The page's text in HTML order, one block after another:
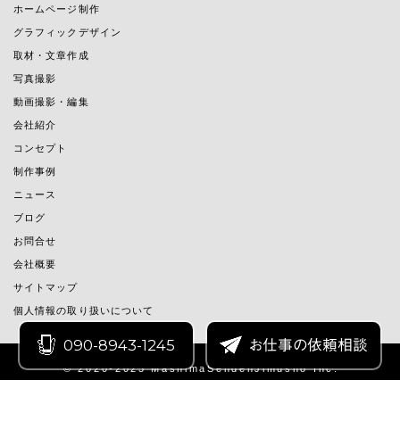
ホームページ制作
グラフィックデザイン
取材・文章作成
写真撮影
動画撮影・編集
会社紹介
コンセプト
制作事例
ニュース
ブログ
お問合せ
会社概要
サイトマップ
個人情報の取り扱いについて
© 2020-2025 MashimaSendenJimusho Inc.
090-8943-1245 お仕事の依頼相談